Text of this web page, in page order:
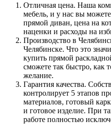
Отличная цена. Наша
мебель, и у нас вы
прямой диван, цена на
наценки и расходы на
Производство в
Челябинске. Что это
купить прямой
сможете так быстро, как
желание.
Гарантия качества.
контролирует 5 этапов
материалов, готовый
и готовое изделие. При
работе полностью